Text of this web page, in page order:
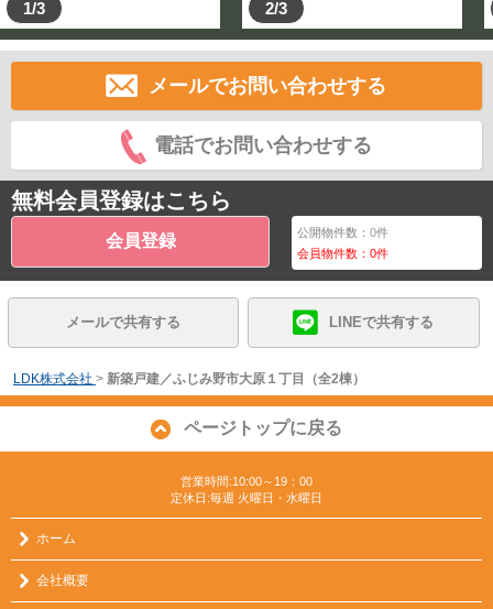
1/3 2/3
メールでお問い合わせする
電話でお問い合わせする
無料会員登録はこちら
会員登録 公開物件数：0件
会員物件数：0件
メールで共有する LINEで共有する
LDK株式会社 > 新築戸建／ふじみ野市大原１丁目（全2棟）
ページトップに戻る
営業時間:10:00～19：00
定休日:毎週 火曜日・水曜日
ホーム
会社概要